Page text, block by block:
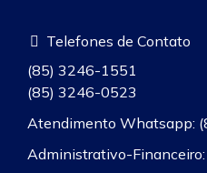
Telefones de Contato
(85) 3246-1551
(85) 3246-0523
Atendimento Whatsapp:
Administrativo-